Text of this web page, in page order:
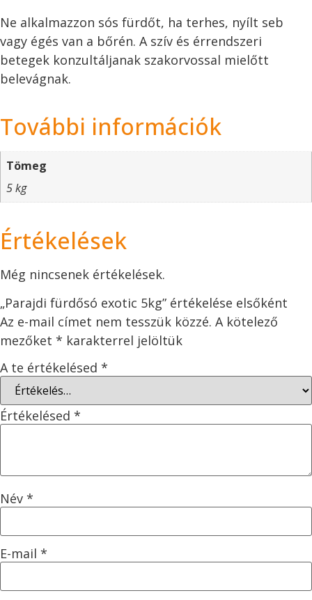
Ne alkalmazzon sós fürdőt, ha terhes, nyílt seb
vagy égés van a bőrén. A szív és érrendszeri
betegek konzultáljanak szakorvossal mielőtt
belevágnak.
További információk
Tömeg
5 kg
Értékelések
Még nincsenek értékelések.
„Parajdi fürdősó exotic 5kg” értékelése elsőként
Az e-mail címet nem tesszük közzé. A kötelező
mezőket * karakterrel jelöltük
A te értékelésed *
Értékelésed *
Név *
E-mail *